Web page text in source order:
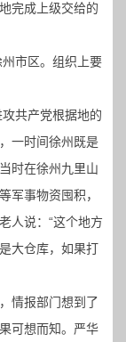
完成上级交给的
市区。组织上要
共产党根据地的
一时间徐州既是
时在徐州九里山
军事物资囤积，
人说：“这个地方
大仓库，如果打
情报部门想到了
可想而知。严华